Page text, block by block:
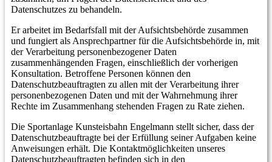
Datenschutzes zu behandeln.
Er arbeitet im Bedarfsfall mit der Aufsichtsbehörde zusammen
und fungiert als Ansprechpartner für die Aufsichtsbehörde in, mit
der Verarbeitung personenbezogener Daten
zusammenhängenden Fragen, einschließlich der vorherigen
Konsultation. Betroffene Personen können den
Datenschutzbeauftragten zu allen mit der Verarbeitung ihrer
personenbezogenen Daten und mit der Wahrnehmung ihrer
Rechte im Zusammenhang stehenden Fragen zu Rate ziehen.
Die Sportanlage Kunsteisbahn Engelmann stellt sicher, dass der
Datenschutzbeauftragte bei der Erfüllung seiner Aufgaben keine
Anweisungen erhält. Die Kontaktmöglichkeiten unseres
Datenschutzbeauftragten befinden sich in den